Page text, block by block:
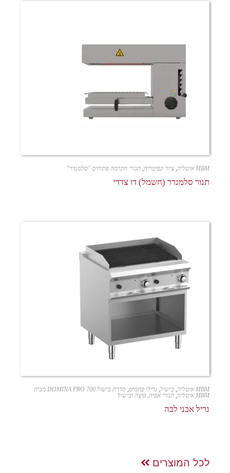
MBM איטליה ,ציוד קפיטריה, תנורי הקרמה פתוחים "סלמנדר"
תנור סלמנדר (חשמל) דו צדדי
MBM איטליה , בישול, גרילי פחמים,
סדרת בישול DOMINA PRO 700 מבית
MBM איטליה
, תנורי אפיה, פיצה ובישול
גריל אבני לבה
לכל המוצרים